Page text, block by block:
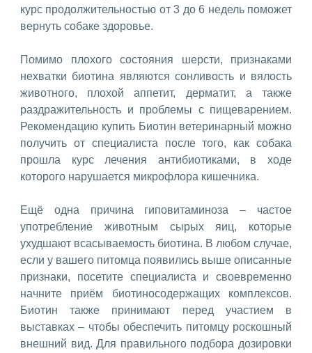
курс продолжительностью от 3 до 6 недель поможет
вернуть собаке здоровье.
Помимо плохого состояния шерсти, признаками
нехватки биотина являются сонливость и вялость
животного, плохой аппетит, дерматит, а также
раздражительность и проблемы с пищеварением.
Рекомендацию купить Биотин ветеринарный можно
получить от специалиста после того, как собака
прошла курс лечения антибиотиками, в ходе
которого нарушается микрофлора кишечника.
Ещё одна причина гиповитаминоза – частое
употребление животным сырых яиц, которые
ухудшают всасываемость биотина. В любом случае,
если у вашего питомца появились выше описанные
признаки, посетите специалиста и своевременно
начните приём биотиносодержащих комплексов.
Биотин также принимают перед участием в
выставках – чтобы обеспечить питомцу роскошный
внешний вид. Для правильного подбора дозировки